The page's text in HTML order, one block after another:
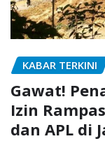
KABAR TERKINI
Gawat!
Izin
dan APL di